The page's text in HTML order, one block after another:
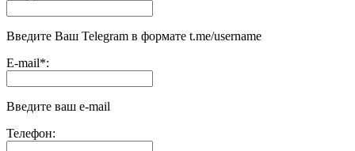
Введите Ваш Telegram в формате t.me/username
E-mail*:
Введите ваш e-mail
Телефон: